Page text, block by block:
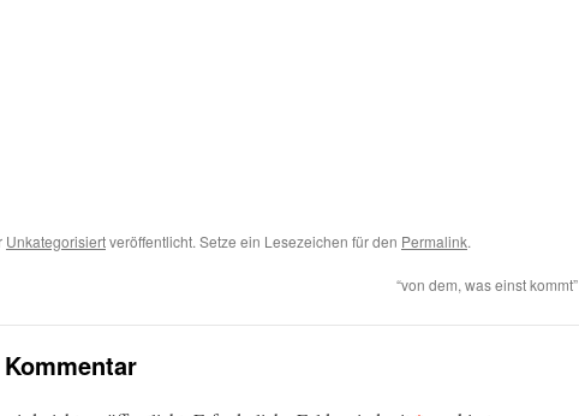
Unkategorisiertveröffentlicht. Setze ein Lesezeichen für den Permalink.
“von dem, was einst kommt”